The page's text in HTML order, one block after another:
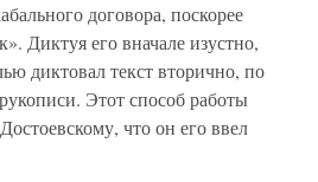
договора, поскорее
Диктуя его вначале изустно,
диктовал текст вторично, по
Этот способ работы
что он его ввел